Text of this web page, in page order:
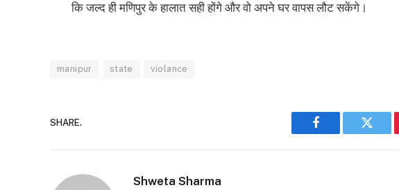
कि जल्द ही मणिपुर के हालात सही होंगे और वो अपने घर वापस लौट सकेंगे।
manipur state violance
SHARE.
Facebook
Shweta Sharma